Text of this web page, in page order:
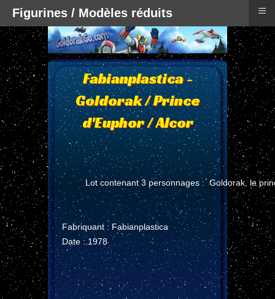
Fabianplastica -
Goldorak / Prince
d'Euphor / Alcor
Lot contenant 3 personnages : Goldorak, le
Fabriquant : Fabianplastica
Date : 1978
Figurines / Modèles réduits ≡